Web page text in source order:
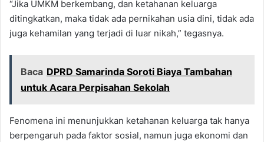
“Jika UMKM berkembang, dan ketahanan keluarga
ditingkatkan, maka tidak ada pernikahan usia dini, tidak ada
juga kehamilan yang terjadi di luar nikah,” tegasnya.
Baca DPRD Samarinda Soroti Biaya Tambahan
untuk Acara Perpisahan Sekolah
Fenomena ini menunjukkan ketahanan keluarga tak hanya
berpengaruh pada faktor sosial, namun juga ekonomi dan